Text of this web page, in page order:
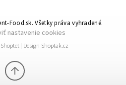
Food.sk. Všetky práva vyhradené.
nastavenie cookies
Shoptet| Design Shoptak.cz